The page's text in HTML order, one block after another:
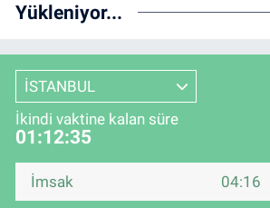
Yükleniyor...
İSTANBUL
İkindi vaktine kalan süre
01:12:35
İmsak 04:16